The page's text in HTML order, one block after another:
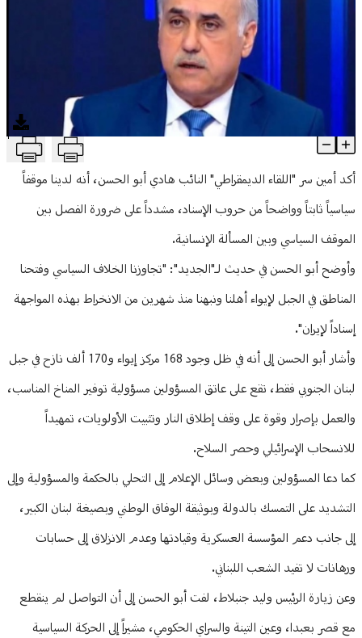
ثقافة ومجتمع
أبو الحسن يجدد التأكيد على الوعي والوحدة ويدعو المسؤولين T
Article Content
أكد أمين سر "اللقاء الديمقراطي" النائب هادي أبو الحسن، أنه لدينا موقفاً
سياسياً ثابتاً وواضحاً من حروب الإسناد، مشدداً على ضرورة الفصل بين
الموقف السياسي وبين المسألة الإنسانية.
وأوضح أبو الحسن في حديث لـ"الجديد": "تجاوزنا الخلاف السياسي وفتحنا
المناطق في الجبل لإيواء أهلنا ونبهنا منذ شهرين من الانخراط بهذه المواجهة
إسناداً لإيران".
وأشار أبو الحسن إلى أنه في ظل وجود 168 مركز إيواء و170 ألف نازح في جبل
لبنان الجنوبي فقط، تقع على عاتق المسؤولين مسؤولية توفير المناخ المناسب،
والعمل بإصرار وقوة على وقف إطلاق النار وتثبيت الأولويات، تمهيداً
للانسحاب الإسرائيلي وحصر السلاح.
كما دعا المسؤولين وبعض وسائل الإعلام إلى التحلي بالحكمة والمسؤولية وإلى
التشديد على التمسك بالدولة وبوثيقة الوفاق الوطني وبصيغة لبنان الكبير،
إلى جانب دعم المؤسسة العسكرية وقيادتها وعدم الانزلاق إلى حسابات
ورهانات لا تفيد الشعب اللبناني.
وعن زيارة الرئيس وليد جنبلاط، لفت أبو الحسن إلى أن التواصل لم ينقطع
مع قصر بعبدا، وعين التينة والسراي الحكومي، مشيراً إلى الحركة السياسية